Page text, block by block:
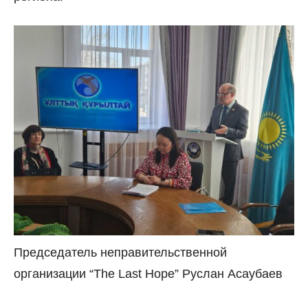
Председатель неправительственной
организации “The Last Hope” Руслан Асаубаев